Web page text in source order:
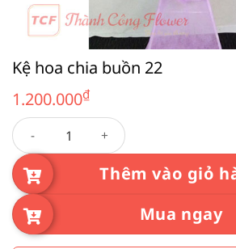
Kệ hoa chia buồn 22
1.200.000₫
Kệ hoa chia buồn 22 số lượng
Thêm vào giỏ
Mua ngay